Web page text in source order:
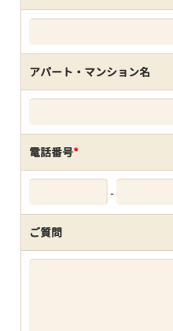
アパート・マンション名
電話番号*
-
ご質問